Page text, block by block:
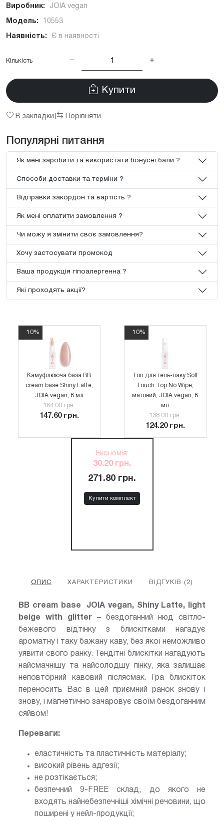
Виробник: JOIA vegan
Модель: 10553
Наявність: Є в наявності
Кількість
Купити
В закладки Порівняти
Популярні питання
Як мені заробити та використати бонусні бали ?
Способи доставки та терміни ?
Відправки закордон та вартість ?
Як мені оплатити замовлення ?
Чи можу я змінити своє замовлення?
Хочу застосувати промокод
Ваша продукція гіпоалергенна ?
Які проходять акції?
10%
Камуфлююча база BB
cream base Shiny Latte,
JOIA vegan, 8 мл
164.00 грн.
147.60 грн.
10%
Топ для гель-лаку Soft
Touch Top No Wipe,
матовий, JOIA vegan, 8
мл
138.00 грн.
124.20 грн.
Економія:
30.20 грн.
271.80 грн.
Купити комплект
ОПИС ХАРАКТЕРИСТИКИ ВІДГУКІВ (2)
BB cream base JOIA vegan, Shiny Latte, light
beige with glitter – бездоганний нюд світло-
бежевого відтінку з блискітками нагадує
ароматну і таку бажану каву, без якої неможливо
уявити свого ранку. Тендітні блискітки нагадують
найсмачнішу та найсолодшу пінку, яка залишає
неповторний кавовий післясмак. Гра блискіток
переносить Вас в цей приємний ранок знову і
знову, і магнетично зачаровує своїм бездоганним
сяйвом!
Переваги:
еластичність та пластичність матеріалу;
високий рівень адгезії;
не розтікається;
безпечний 9-FREE склад, до якого не
входять найнебезпечніші хімічні речовини, що
поширені у нейл-продукції;